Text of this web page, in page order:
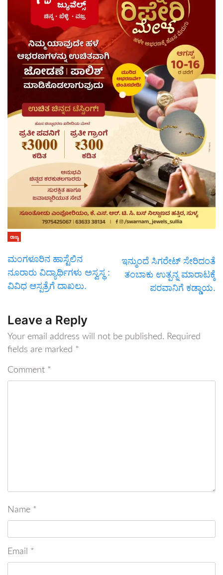
ರಾಜ್ಯ
ಮಂಗಳೂರಿನ ಹಾಸ್ಟೆಲಿನ
ನೂರಾರು ವಿದ್ಯಾರ್ಥಿಗಳು ಅಸ್ವಸ್ಥ :
ವಿವಿಧ ಆಸ್ಪತ್ರೆಗೆ ದಾಖಲು.
ಇನ್ಮುಂದೆ ಸಿಗರೇಟ್‌ ಸೇರಿದಂತೆ
ತಂಬಾಕು ಉತ್ಪನ್ನ ಮಾರಾಟಕ್ಕೆ
ಪರವಾನಿಗೆ ಕಡ್ಡಾಯ.
Leave a Reply
Your email address will not be published. Required
fields are marked *
Comment *
Name *
Email *